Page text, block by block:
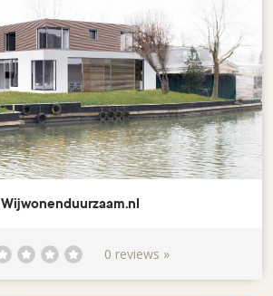
Wijwonenduurzaam.nl
0 reviews »